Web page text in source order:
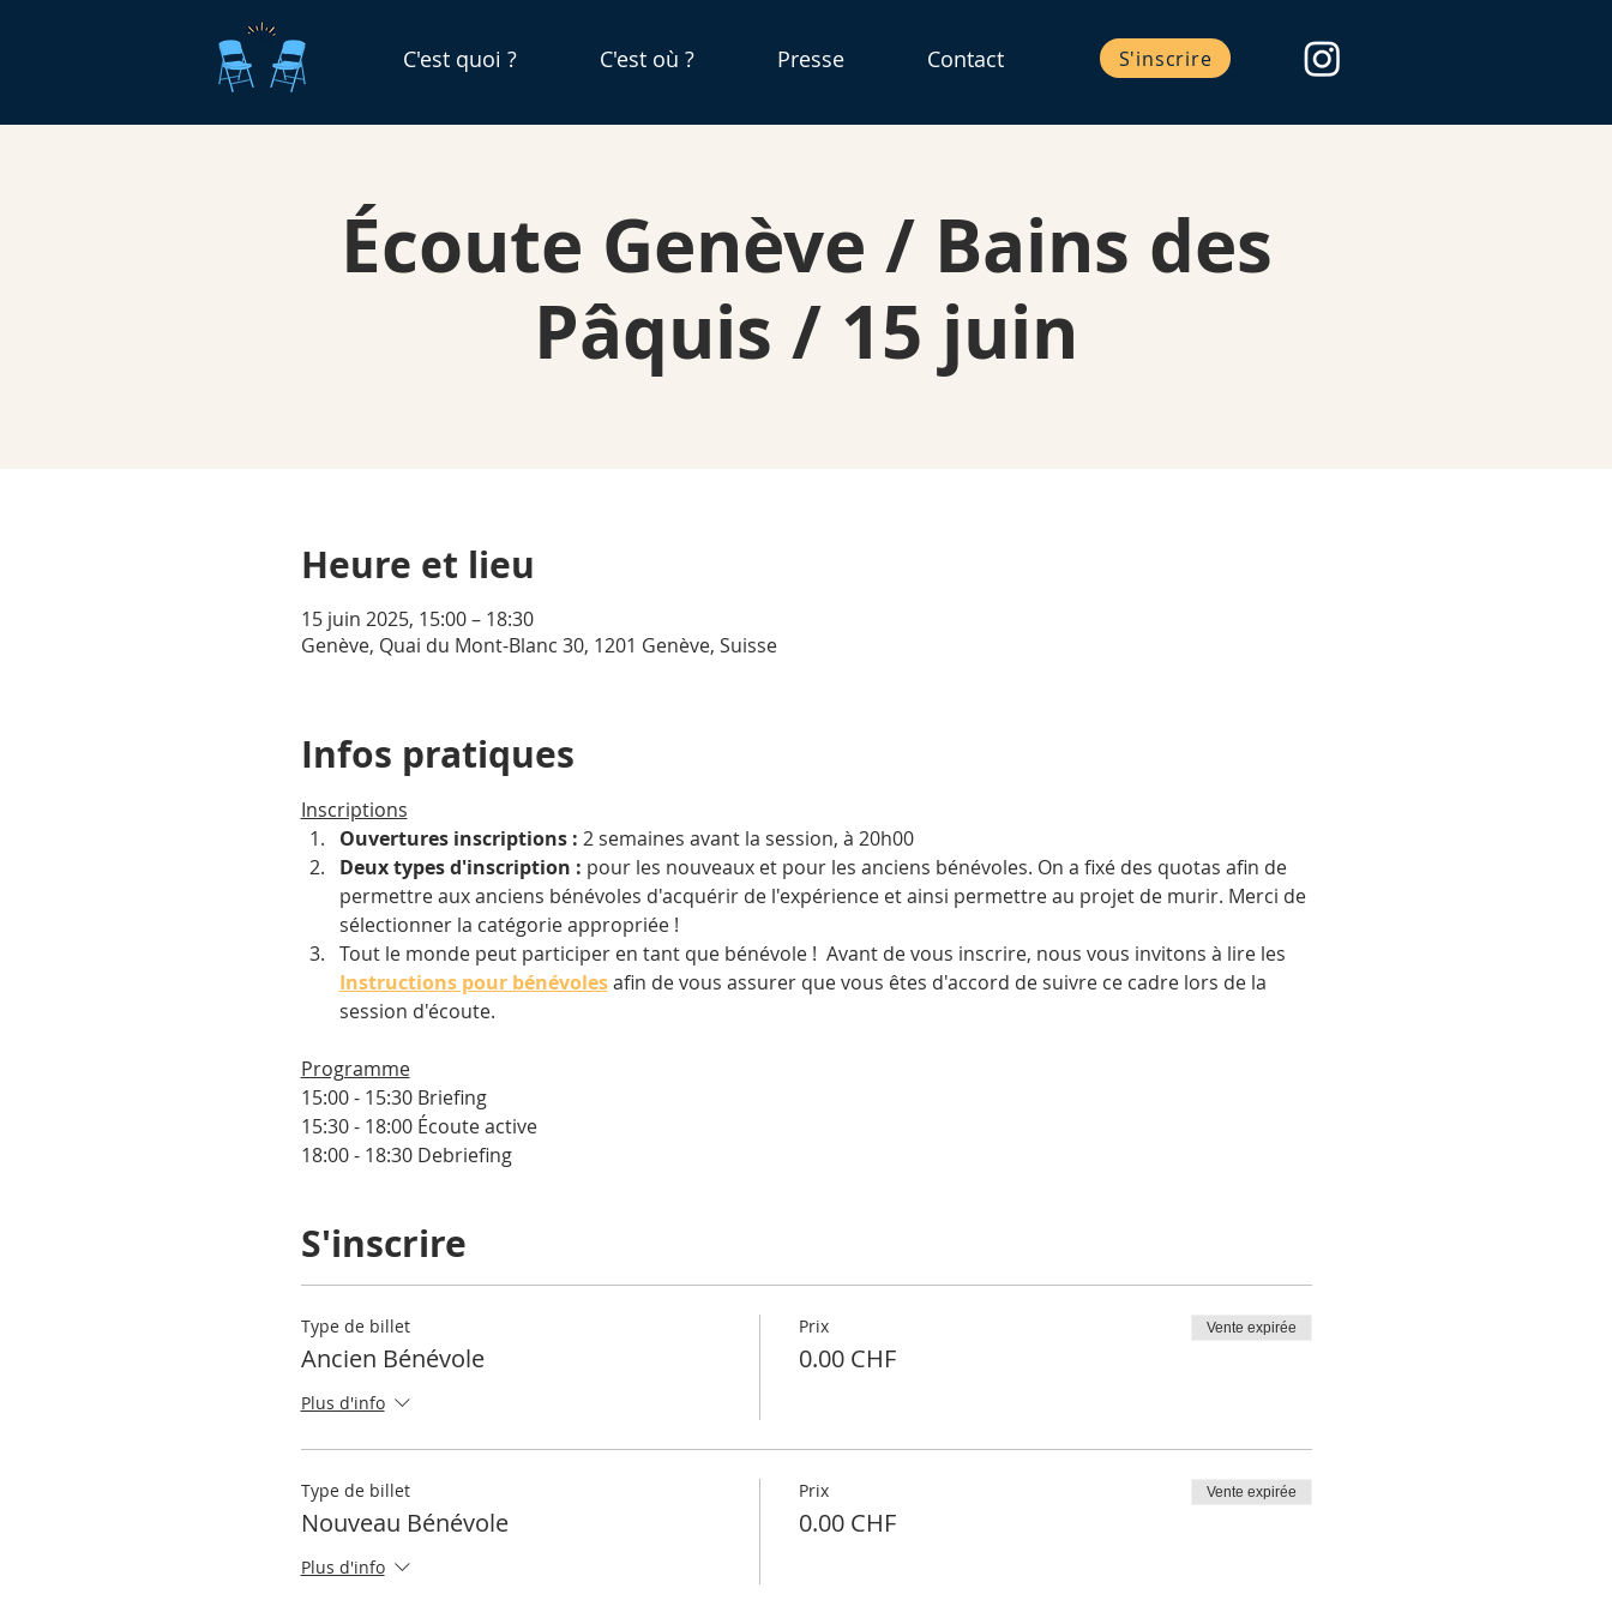
C'est quoi ? C'est où ? Presse Contact S'inscrire
Écoute Genève / Bains des
Pâquis / 15 juin
Heure et lieu
15 juin 2025, 15:00 – 18:30
Genève, Quai du Mont-Blanc 30, 1201 Genève, Suisse
Infos pratiques
Inscriptions
Ouvertures inscriptions : 2 semaines avant la session, à 20h00
Deux types d'inscription : pour les nouveaux et pour les anciens bénévoles. On a fixé des quotas afin de
permettre aux anciens bénévoles d'acquérir de l'expérience et ainsi permettre au projet de murir. Merci de
sélectionner la catégorie appropriée !
Tout le monde peut participer en tant que bénévole !  Avant de vous inscrire, nous vous invitons à lire les
Instructions pour bénévoles afin de vous assurer que vous êtes d'accord de suivre ce cadre lors de la
session d'écoute.
Programme
15:00 - 15:30 Briefing
15:30 - 18:00 Écoute active
18:00 - 18:30 Debriefing
S'inscrire
Type de billet
Ancien Bénévole
Plus d'info
Prix
0.00 CHF
Vente expirée
Type de billet
Nouveau Bénévole
Plus d'info
Prix
0.00 CHF
Vente expirée